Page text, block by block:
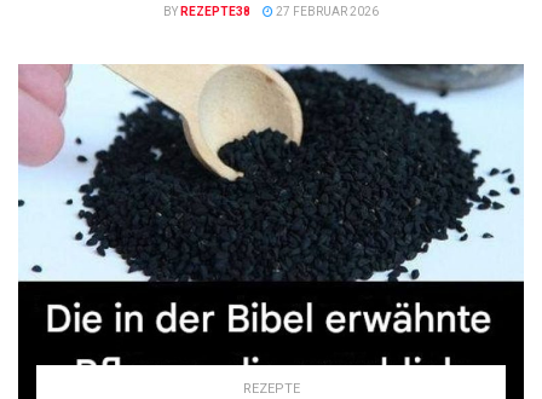
BY REZEPTE38 27 FEBRUAR 2026
REZEPTE